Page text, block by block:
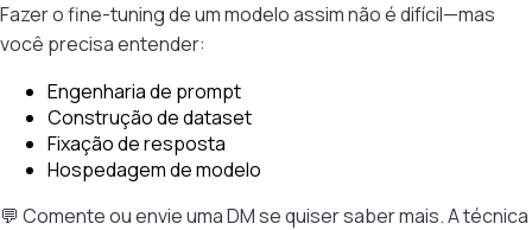
Fazer o fine-tuning de um modelo assim não é difícil—mas
você precisa entender:
Engenharia de prompt
Construção de dataset
Fixação de resposta
Hospedagem de modelo
💬 Comente ou envie uma DM se quiser saber mais. A técnica